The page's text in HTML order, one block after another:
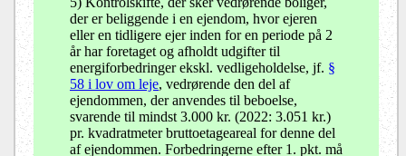
der er beliggende i en ejendom, hvor ejeren
eller en tidligere ejer inden for en periode på 2
år har foretaget og afholdt udgifter til
energiforbedringer ekskl. vedligeholdelse, jf. §
58 i lov om leje, vedrørende den del af
ejendommen, der anvendes til beboelse,
svarende til mindst 3.000 kr. (2022: 3.051 kr.)
pr. kvadratmeter bruttoetageareal for denne del
af ejendommen. Forbedringerne efter 1. pkt. må